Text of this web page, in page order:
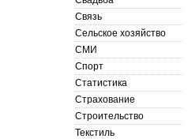
Связь
Сельское хозяйство
СМИ
Спорт
Статистика
Страхование
Строительство
Текстиль